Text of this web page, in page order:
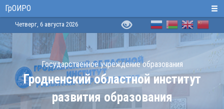
Четверг, 6 августа 2026
Государственное учреждение образования
Гродненский областной институт
развития образования
ГрОИРО